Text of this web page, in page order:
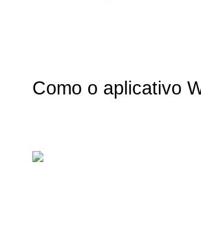
Como o aplicativo